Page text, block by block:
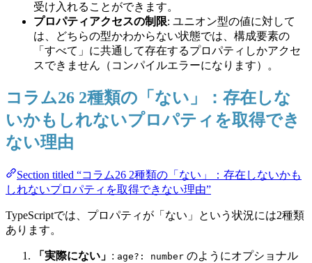
受け入れることができます。
プロパティアクセスの制限: ユニオン型の値に対して
は、どちらの型かわからない状態では、構成要素の
「すべて」に共通して存在するプロパティしかアクセ
スできません（コンパイルエラーになります）。
コラム26 2種類の「ない」：存在しな
いかもしれないプロパティを取得でき
ない理由
Section titled “コラム26 2種類の「ない」：存在しないかも
しれないプロパティを取得できない理由”
TypeScriptでは、プロパティが「ない」という状況には2種類
あります。
「実際にない」 : age?: number のようにオプショナル